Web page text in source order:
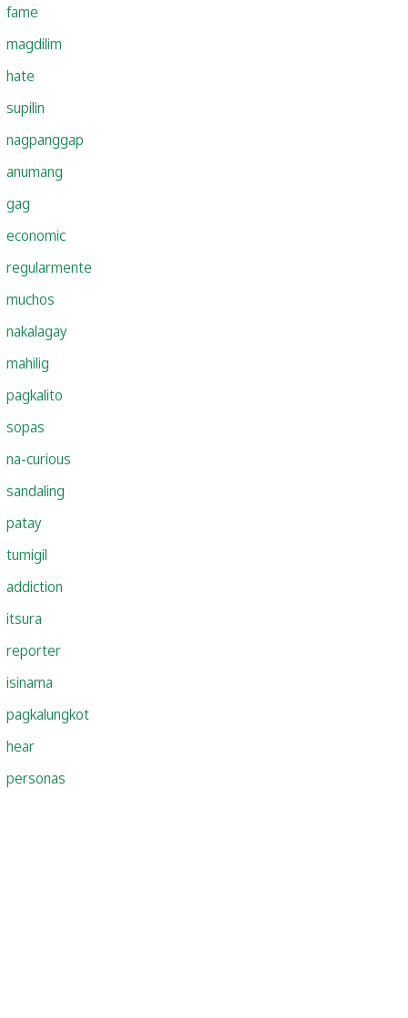
fame
magdilim
hate
supilin
nagpanggap
anumang
gag
economic
regularmente
muchos
nakalagay
mahilig
pagkalito
sopas
na-curious
sandaling
patay
tumigil
addiction
itsura
reporter
isinama
pagkalungkot
hear
personas